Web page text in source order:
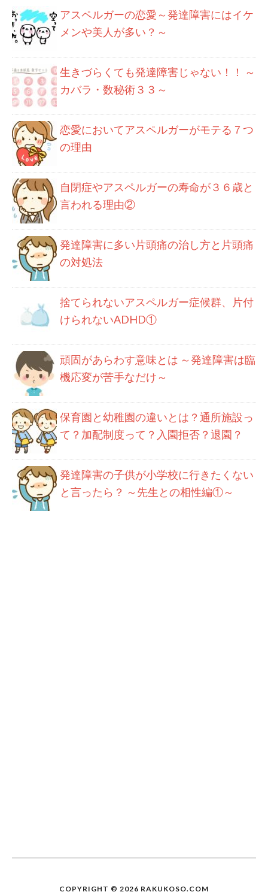
アスペルガーの恋愛～発達障害にはイケ
メンや美人が多い？～
生きづらくても発達障害じゃない！！ ～
カバラ・数秘術３３～
恋愛においてアスペルガーがモテる７つ
の理由
自閉症やアスペルガーの寿命が３６歳と
言われる理由②
発達障害に多い片頭痛の治し方と片頭痛
の対処法
捨てられないアスペルガー症候群、片付
けられないADHD①
頑固があらわす意味とは ～発達障害は臨
機応変が苦手なだけ～
保育園と幼稚園の違いとは？通所施設っ
て？加配制度って？入園拒否？退園？
発達障害の子供が小学校に行きたくない
と言ったら？ ～先生との相性編①～
COPYRIGHT © 2026 RAKUKOSO.COM